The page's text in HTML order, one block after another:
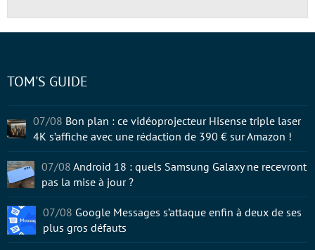
TOM'S GUIDE
07/08 Bon plan : ce vidéoprojecteur Hisense triple laser
4K s’affiche avec une rédaction de 390 € sur Amazon !
07/08 Android 18 : quels Samsung Galaxy ne recevront
pas la mise à jour ?
07/08 Google Messages s’attaque enfin à deux de ses
plus gros défauts